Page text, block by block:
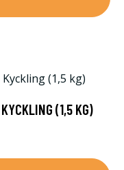
(1,5 KG)